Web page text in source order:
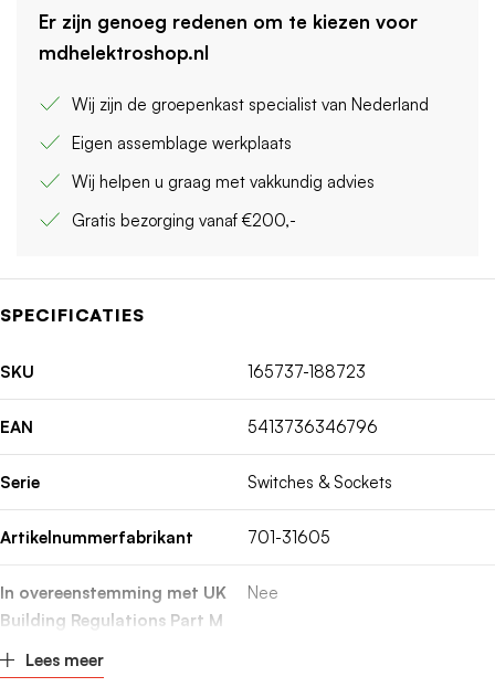
Er zijn genoeg redenen om te kiezen voor
mdhelektroshop.nl
Wij zijn de groepenkast specialist van Nederland
Eigen assemblage werkplaats
Wij helpen u graag met vakkundig advies
Gratis bezorging vanaf €200,-
SPECIFICATIES
SKU 165737-188723
EAN 5413736346796
Serie Switches & Sockets
Artikelnummerfabrikant 701-31605
In overeenstemming met UK
Building Regulations Part M
Nee
Nom. spanning
Lees meer